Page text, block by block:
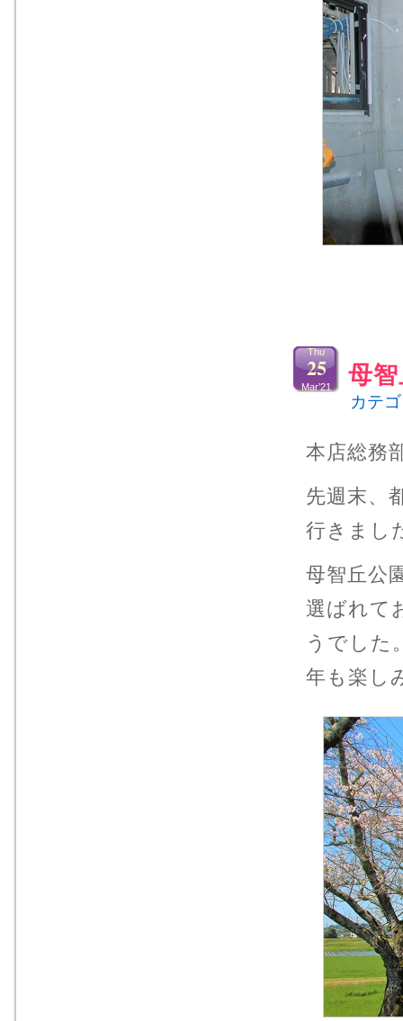
母
Thu
25
Mar’21
カテ
本店総務
先週末、
行きまし
母智丘公
選ばれて
うでした
年も楽し